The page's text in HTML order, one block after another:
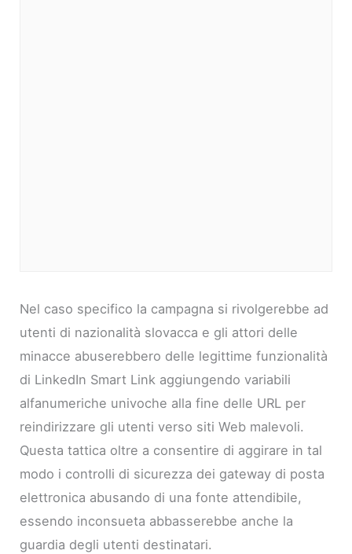
Nel caso specifico la campagna si rivolgerebbe ad
utenti di nazionalità slovacca e gli attori delle
minacce abuserebbero delle legittime funzionalità
di LinkedIn Smart Link aggiungendo variabili
alfanumeriche univoche alla fine delle URL per
reindirizzare gli utenti verso siti Web malevoli.
Questa tattica oltre a consentire di aggirare in tal
modo i controlli di sicurezza dei gateway di posta
elettronica abusando di una fonte attendibile,
essendo inconsueta abbasserebbe anche la
guardia degli utenti destinatari.